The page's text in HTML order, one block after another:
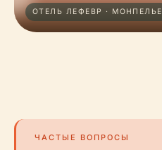
ОТЕЛЬ ЛЕФЕВР · МОНПЕЛЬЕ
ЧАСТЫЕ ВОПРОСЫ